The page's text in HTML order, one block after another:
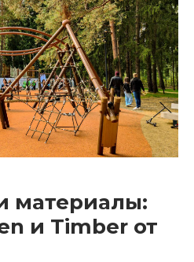
материалы:
и Timber от